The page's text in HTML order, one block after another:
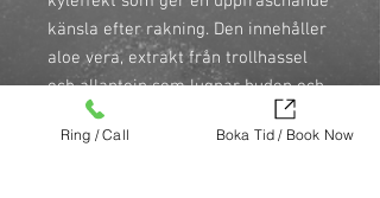
känsla efter rakning. Den innehåller
aloe vera, extrakt från trollhassel
och allantoin som lugnar huden och
motverkar klåda och irritation.
Avocadoloja och olivolja ger en djupt
Ring / Call Boka Tid / Book Now